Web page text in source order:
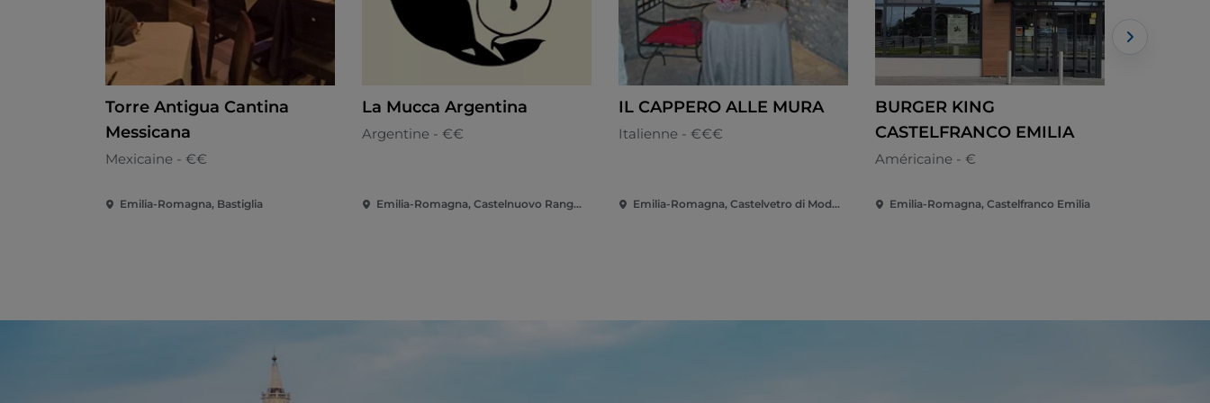
Torre Antigua Cantina
Messicana
Mexicaine - €€
Emilia-Romagna, Bastiglia
La Mucca Argentina
Argentine - €€
Emilia-Romagna, Castelnuovo Rangone
IL CAPPERO ALLE MURA
Italienne - €€€
Emilia-Romagna, Castelvetro di Modena
BURGER KING
CASTELFRANCO EMILIA
Américaine - €
Emilia-Romagna, Castelfranco Emilia